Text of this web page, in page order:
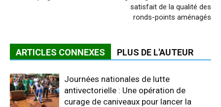
satisfait de la qualité des
ronds-points aménagés
ARTICLES CONNEXES PLUS DE L'AUTEUR
Journées nationales de lutte
antivectorielle : Une opération de
curage de caniveaux pour lancer la